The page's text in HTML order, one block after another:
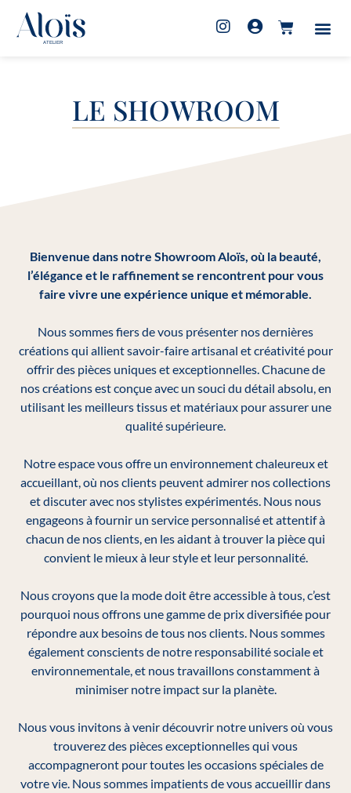
LE SHOWROOM
Bienvenue dans notre Showroom Aloïs, où la beauté,
l’élégance et le raffinement se rencontrent pour vous
faire vivre une expérience unique et mémorable.
Nous sommes fiers de vous présenter nos dernières
créations qui allient savoir-faire artisanal et créativité pour
offrir des pièces uniques et exceptionnelles. Chacune de
nos créations est conçue avec un souci du détail absolu, en
utilisant les meilleurs tissus et matériaux pour assurer une
qualité supérieure.
Notre espace vous offre un environnement chaleureux et
accueillant, où nos clients peuvent admirer nos collections
et discuter avec nos stylistes expérimentés. Nous nous
engageons à fournir un service personnalisé et attentif à
chacun de nos clients, en les aidant à trouver la pièce qui
convient le mieux à leur style et leur personnalité.
Nous croyons que la mode doit être accessible à tous, c’est
pourquoi nous offrons une gamme de prix diversifiée pour
répondre aux besoins de tous nos clients. Nous sommes
également conscients de notre responsabilité sociale et
environnementale, et nous travaillons constamment à
minimiser notre impact sur la planète.
Nous vous invitons à venir découvrir notre univers où vous
trouverez des pièces exceptionnelles qui vous
accompagneront pour toutes les occasions spéciales de
votre vie. Nous sommes impatients de vous accueillir dans